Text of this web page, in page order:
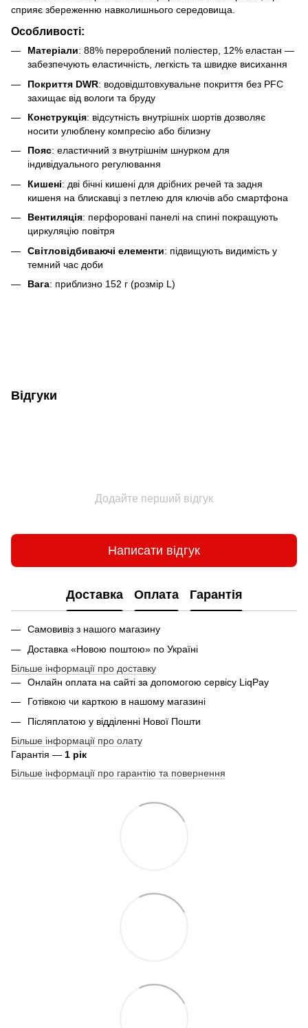
сприяє збереженню навколишнього середовища.
Особливості:
Матеріали: 88% перероблений поліестер, 12% еластан —
забезпечують еластичність, легкість та швидке висихання
Покриття DWR: водовідштовхувальне покриття без PFC
захищає від вологи та бруду
Конструкція: відсутність внутрішніх шортів дозволяє
носити улюблену компресію або білизну
Пояс: еластичний з внутрішнім шнурком для
індивідуального регулювання
Кишені: дві бічні кишені для дрібних речей та задня
кишеня на блискавці з петлею для ключів або смартфона
Вентиляція: перфоровані панелі на спині покращують
циркуляцію повітря
Світловідбиваючі елементи: підвищують видимість у
темний час доби
Вага: приблизно 152 г (розмір L)
Відгуки
Додайте перший відгук
Написати відгук
Доставка Оплата Гарантія
Самовивіз з нашого магазину
Доставка «Новою поштою» по Україні
Більше інформації про доставку
Онлайн оплата на сайті за допомогою сервісу LiqPay
Готівкою чи карткою в нашому магазині
Післяплатою у відділенні Нової Пошти
Більше інформації про олату
Гарантія — 1 рік
Більше інформації про гарантію та повернення